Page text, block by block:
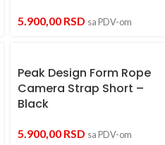
5.900,00 RSD sa PDV-om
Peak Design Form Rope
Camera Strap Short –
Black
5.900,00 RSD sa PDV-om